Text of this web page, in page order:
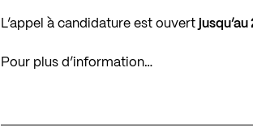
L’appel à candidature est ouvertjusqu’au
Pour plus d’information…